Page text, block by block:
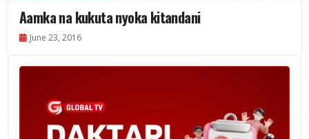
Aamka na kukuta nyoka kitandani
June 23, 2016